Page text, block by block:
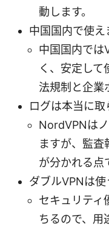
動します。
中国国内で使え
中国国内では
く、安定して
法規制と企業
ログは本当に取
NordVPNは
ますが、監査
が分かれる点
ダブルVPNは使
セキュリティ
ちるので、用